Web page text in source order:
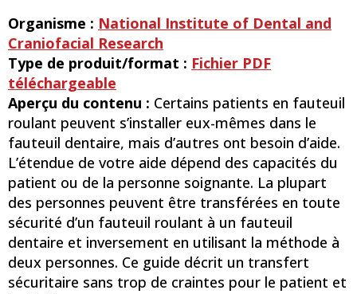
Organisme : National Institute of Dental and
Craniofacial Research
Type de produit/format : Fichier PDF
téléchargeable
Aperçu du contenu : Certains patients en fauteuil
roulant peuvent s’installer eux-mêmes dans le
fauteuil dentaire, mais d’autres ont besoin d’aide.
L’étendue de votre aide dépend des capacités du
patient ou de la personne soignante. La plupart
des personnes peuvent être transférées en toute
sécurité d’un fauteuil roulant à un fauteuil
dentaire et inversement en utilisant la méthode à
deux personnes. Ce guide décrit un transfert
sécuritaire sans trop de craintes pour le patient et